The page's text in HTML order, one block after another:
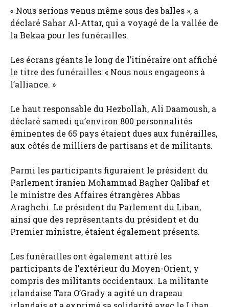
« Nous serions venus même sous des balles », a
déclaré Sahar Al-Attar, qui a voyagé de la vallée de
la Bekaa pour les funérailles.
Les écrans géants le long de l’itinéraire ont affiché
le titre des funérailles: « Nous nous engageons à
l’alliance. »
Le haut responsable du Hezbollah, Ali Daamoush, a
déclaré samedi qu’environ 800 personnalités
éminentes de 65 pays étaient dues aux funérailles,
aux côtés de milliers de partisans et de militants.
Parmi les participants figuraient le président du
Parlement iranien Mohammad Bagher Qalibaf et
le ministre des Affaires étrangères Abbas
Araghchi. Le président du Parlement du Liban,
ainsi que des représentants du président et du
Premier ministre, étaient également présents.
Les funérailles ont également attiré les
participants de l’extérieur du Moyen-Orient, y
compris des militants occidentaux. La militante
irlandaise Tara O’Grady a agité un drapeau